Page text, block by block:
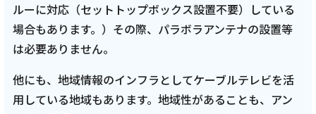
ルーに対応（セットトップボックス設置不要）している
場合もあります。）その際、パラボラアンテナの設置等
は必要ありません。
他にも、地域情報のインフラとしてケーブルテレビを活
用している地域もあります。地域性があることも、アン